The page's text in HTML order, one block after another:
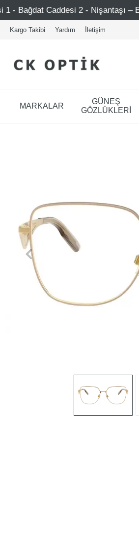
- Nişantaşı – Etiler – Ataşehir
Kargo Takibi Yardım İletişim
MARKALAR
GÜNEŞ
GÖZLÜKLERİ